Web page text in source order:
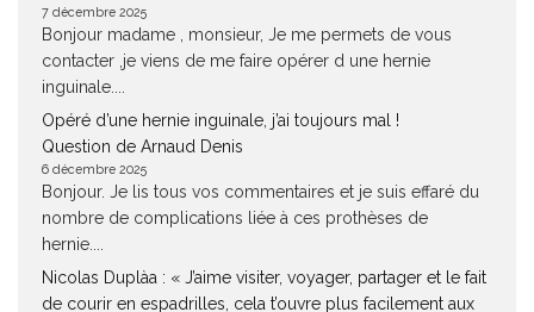
7 décembre 2025
Bonjour madame , monsieur, Je me permets de vous
contacter ,je viens de me faire opérer d une hernie
inguinale....
Opéré d’une hernie inguinale, j’ai toujours mal !
Question de Arnaud Denis
6 décembre 2025
Bonjour. Je lis tous vos commentaires et je suis effaré du
nombre de complications liée à ces prothèses de
hernie....
Nicolas Duplàa : « J’aime visiter, voyager, partager et le fait
de courir en espadrilles, cela t’ouvre plus facilement aux